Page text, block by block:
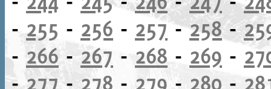
-255 - 256 - 257-258-
- 266 -267 - 268 - 269 -
-277-278 - 279 - 280 -